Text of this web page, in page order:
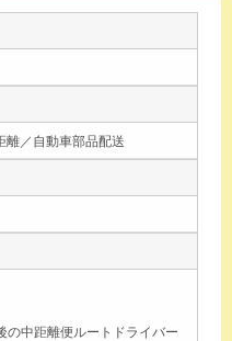
離／自動車部品配送
の中距離便ルートドライバー